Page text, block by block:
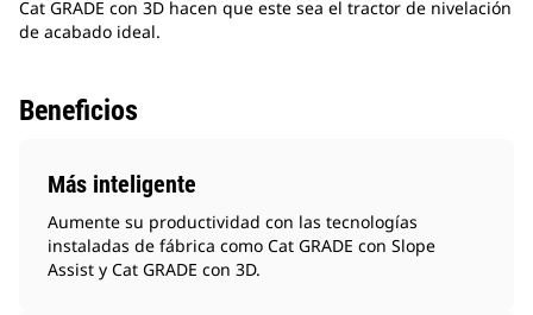
Cat GRADE con 3D hacen que este sea el tractor de nivelación
de acabado ideal.
Beneficios
Más inteligente
Aumente su productividad con las tecnologías
instaladas de fábrica como Cat GRADE con Slope
Assist y Cat GRADE con 3D.